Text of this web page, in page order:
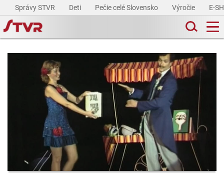
Správy STVR Deti Pečie celé Slovensko Výročie E-